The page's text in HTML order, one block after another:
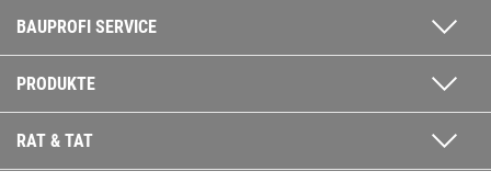
BAUPROFI SERVICE
PRODUKTE
RAT & TAT